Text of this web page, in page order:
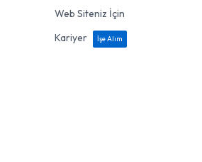
Web Siteniz İçin
Kariyer
İşe Alım